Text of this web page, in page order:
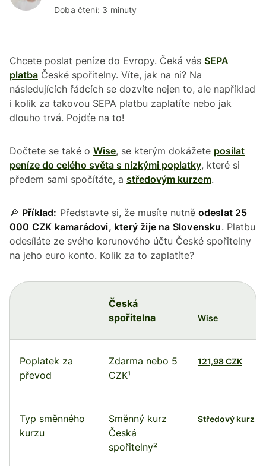
Doba čtení: 3 minuty
Chcete poslat peníze do Evropy. Čeká vás SEPA
platba České spořitelny. Víte, jak na ni? Na
následujících řádcích se dozvíte nejen to, ale například
i kolik za takovou SEPA platbu zaplatíte nebo jak
dlouho trvá. Pojdťe na to!
Dočtete se také o Wise, se kterým dokážete posílat
peníze do celého světa s nízkými poplatky, které si
předem sami spočítáte, a středovým kurzem.
🔎 Příklad: Představte si, že musíte nutně odeslat 25
000 CZK kamarádovi, který žije na Slovensku. Platbu
odesíláte ze svého korunového účtu České spořitelny
na jeho euro konto. Kolik za to zaplatíte?
Česká
spořitelna
Wise
Poplatek za
převod
Zdarma nebo 5
CZK¹
121,98 CZK
Typ směnného
kurzu
Směnný kurz
Česká
spořitelny²
Středový kurz